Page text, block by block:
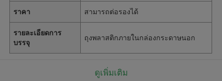
ราคา สามารถต่อรองได้
รายละเอียดการ
บรรจุ
ถุงพลาสติกภายในกล่องกระดาษนอก
ดูเพิ่มเติม